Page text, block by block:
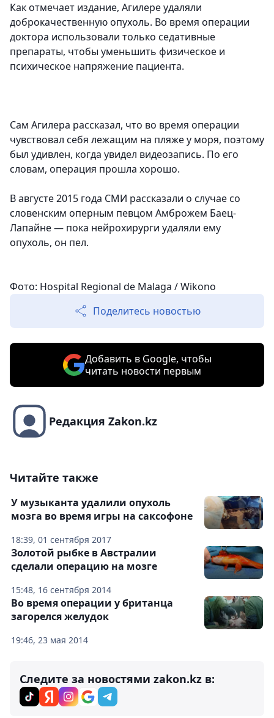
Как отмечает издание, Агилере удаляли
доброкачественную опухоль. Во время операции
доктора использовали только седативные
препараты, чтобы уменьшить физическое и
психическое напряжение пациента.
Сам Агилера рассказал, что во время операции
чувствовал себя лежащим на пляже у моря, поэтому
был удивлен, когда увидел видеозапись. По его
словам, операция прошла хорошо.
В августе 2015 года СМИ рассказали о случае со
словенским оперным певцом Амброжем Баец-
Лапайне — пока нейрохирурги удаляли ему
опухоль, он пел.
Фото: Hospital Regional de Malaga / Wikono
Поделитесь новостью
Добавить в Google, чтобы
читать новости первым
Редакция Zakon.kz
Читайте также
18:39, 01 сентября 2017
У музыканта удалили опухоль
мозга во время игры на саксофоне
15:48, 16 сентября 2014
Золотой рыбке в Австралии
сделали операцию на мозге
19:46, 23 мая 2014
Во время операции у британца
загорелся желудок
Следите за новостями zakon.kz в: